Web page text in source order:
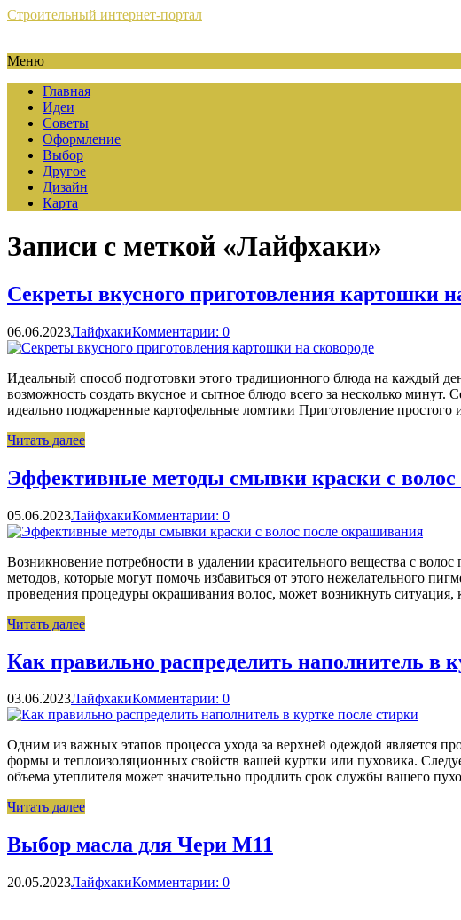
Строительный интернет-портал
Меню
Главная
Идеи
Советы
Оформление
Выбор
Другое
Дизайн
Карта
Записи с меткой «Лайфхаки»
Секреты вкусного приготовления картошки
06.06.2023ЛайфхакиКомментарии: 0
Идеальный способ подготовки этого традиционного блюда на каждый
возможность создать вкусное и сытное блюдо всего за несколько
идеально поджаренные картофельные ломтики Приготовление простого
Читать далее
Эффективные методы смывки краски с
05.06.2023ЛайфхакиКомментарии: 0
Возникновение потребности в удалении красительного вещества с
методов, которые могут помочь избавиться от этого нежелательного
проведения процедуры окрашивания волос, может возникнуть ситуация,
Читать далее
Как правильно распределить наполнитель в
03.06.2023ЛайфхакиКомментарии: 0
Одним из важных этапов процесса ухода за верхней одеждой является
формы и теплоизоляционных свойств вашей куртки или пуховика.
объема утеплителя может значительно продлить срок службы вашего
Читать далее
Выбор масла для Чери М11
20.05.2023ЛайфхакиКомментарии: 0